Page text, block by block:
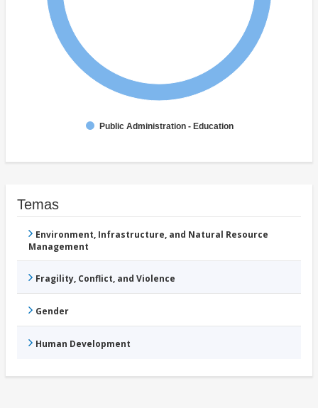
Public Administration - Education
Temas
Environment, Infrastructure, and Natural Resource
Management
Fragility, Conflict, and Violence
Gender
Human Development